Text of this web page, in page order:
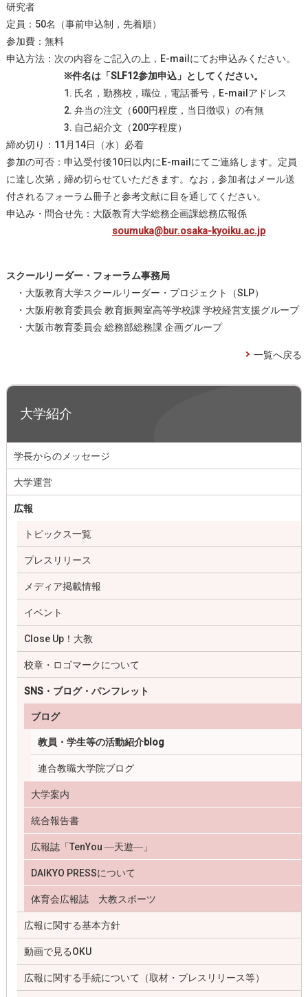
研究者
定員：50名（事前申込制，先着順）
参加費：無料
申込方法：次の内容をご記入の上，E-mailにてお申込みください。
※件名は「SLF12参加申込」としてください。
1. 氏名，勤務校，職位，電話番号，E-mailアドレス
2. 弁当の注文（600円程度，当日徴収）の有無
3. 自己紹介文（200字程度）
締め切り：11月14日（水）必着
参加の可否：申込受付後10日以内にE-mailにてご連絡します。定員
に達し次第，締め切らせていただきます。なお，参加者はメール送
付されるフォーラム冊子と参考文献に目を通してください。
申込み・問合せ先：大阪教育大学総務企画課総務広報係
soumuka@bur.osaka-kyoiku.ac.jp
スクールリーダー・フォーラム事務局
・大阪教育大学スクールリーダー・プロジェクト（SLP）
・大阪府教育委員会 教育振興室高等学校課 学校経営支援グループ
・大阪市教育委員会 総務部総務課 企画グループ
一覧へ戻る
大学紹介
学長からのメッセージ
大学運営
広報
トピックス一覧
プレスリリース
メディア掲載情報
イベント
Close Up！大教
校章・ロゴマークについて
SNS・ブログ・パンフレット
ブログ
教員・学生等の活動紹介blog
連合教職大学院ブログ
大学案内
統合報告書
広報誌「TenYou ―天遊―」
DAIKYO PRESSについて
体育会広報誌 大教スポーツ
広報に関する基本方針
動画で見るOKU
広報に関する手続について（取材・プレスリリース等）